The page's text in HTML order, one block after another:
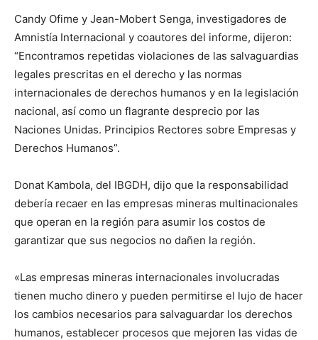
Candy Ofime y Jean-Mobert Senga, investigadores de
Amnistía Internacional y coautores del informe, dijeron:
“Encontramos repetidas violaciones de las salvaguardias
legales prescritas en el derecho y las normas
internacionales de derechos humanos y en la legislación
nacional, así como un flagrante desprecio por las
Naciones Unidas. Principios Rectores sobre Empresas y
Derechos Humanos”.
Donat Kambola, del IBGDH, dijo que la responsabilidad
debería recaer en las empresas mineras multinacionales
que operan en la región para asumir los costos de
garantizar que sus negocios no dañen la región.
«Las empresas mineras internacionales involucradas
tienen mucho dinero y pueden permitirse el lujo de hacer
los cambios necesarios para salvaguardar los derechos
humanos, establecer procesos que mejoren las vidas de